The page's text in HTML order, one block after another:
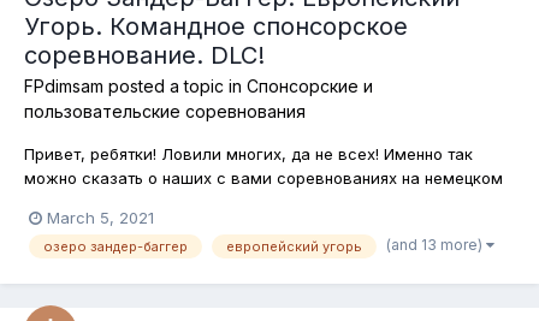
Угорь. Командное спонсорское
соревнование. DLC!
FPdimsam posted a topic in Спонсорские и
пользовательские соревнования
Привет, ребятки! Ловили многих, да не всех! Именно так
можно сказать о наших с вами соревнованиях на немецком
последняя рыба на этом водоёме, которой не касался
крючок въедливого рыболова, но и его мы как-то упустили
March 5, 2021
озеро зандер-баггер европейский угорь (and 13 more)